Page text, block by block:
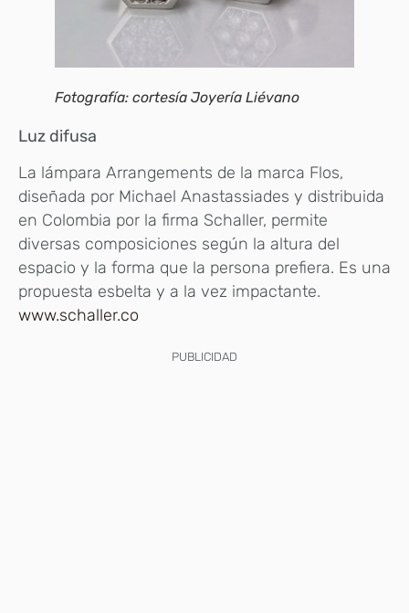
Fotografía: cortesía Joyería Liévano
Luz difusa
La lámpara Arrangements de la marca Flos,
diseñada por Michael Anastassiades y distribuida
en Colombia por la firma Schaller, permite
diversas composiciones según la altura del
espacio y la forma que la persona prefiera. Es una
propuesta esbelta y a la vez impactante.
www.schaller.co
PUBLICIDAD